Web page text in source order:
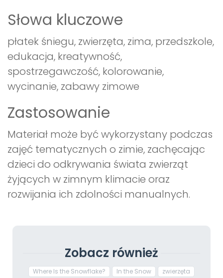
Słowa kluczowe
płatek śniegu, zwierzęta, zima, przedszkole,
edukacja, kreatywność,
spostrzegawczość, kolorowanie,
wycinanie, zabawy zimowe
Zastosowanie
Materiał może być wykorzystany podczas
zajęć tematycznych o zimie, zachęcając
dzieci do odkrywania świata zwierząt
żyjących w zimnym klimacie oraz
rozwijania ich zdolności manualnych.
Zobacz również
Where Is the Snowflake? In the Snow zwierzęta